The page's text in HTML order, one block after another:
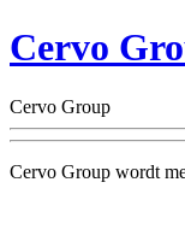
Cervo
Cervo Group
Cervo Group wordt